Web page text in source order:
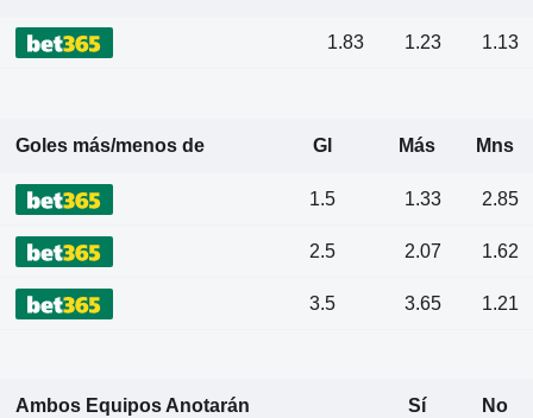
1.83 1.23 1.13
Goles más/menos de Gl Más Mns
1.5 1.33 2.85
2.5 2.07 1.62
3.5 3.65 1.21
Ambos Equipos Anotarán Sí No